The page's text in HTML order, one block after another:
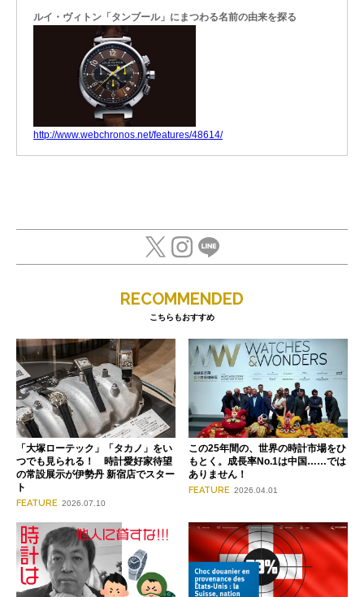
ルイ・ヴィトン「タンブール」にまつわる名前の由来を探る
http://www.webchronos.net/features/48614/
RECOMMENDED
こちらもおすすめ
「大塚ローテック」「タカノ」をい
つでも見られる！ 時計愛好家待望
の常設展示が伊勢丹 新宿店でスター
ト
FEATURE 2026.07.10
この25年間の、世界の時計市場をひ
もとく。成長率No.1は中国……では
ありません！
FEATURE 2026.04.01